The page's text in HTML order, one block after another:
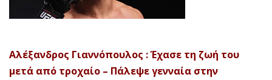
Αλέξανδρος Γιαννόπουλος : Έχασε τη ζωή του
μετά από τροχαίο – Πάλεψε γενναία στην